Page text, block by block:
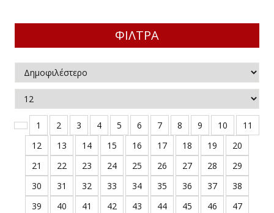
ΚΑΙ ΙΣΤΟΡΙΑ ΤΩΝ ΛΑΩΝ
"ΗΩΣ"
"ΕΛΛΗΝΙΚΗ ΔΗΜΙΟΥΡΓΙΑ"
- ΜΑΡΤΥΡΙΕΣ
ΒΟΗΘΗΜΑΤΑ
ΟΙΚΟΝΟΜΙΑ
ΒΙΒΛΙΑ
ΗΜΕΡΟΛΟΓΙΑ
ΦΙΛΤΡΑ
1 2 3 4 5 6 7 8 9 10
11
12
13 14 15 16 17 18 19
20
21
22 23 24 25 26 27 28
29
30
31 32 33 34 35 36 37
38
39
40 41 42 43 44 45 46
47